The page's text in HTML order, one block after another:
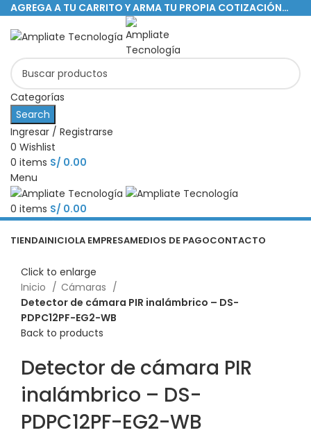
AGREGA A TU CARRITO Y ARMA TU PROPIA COTIZACIÓN…
Categorías
Search
Ingresar / Registrarse
0 Wishlist
0 items S/ 0.00
Menu
0 items S/ 0.00
Categorías
TIENDAINICIOLA EMPRESAMEDIOS DE PAGOCONTACTO
Click to enlarge
Inicio
Cámaras
Detector de cámara PIR inalámbrico – DS-
PDPC12PF-EG2-WB
Back to products
Detector de cámara PIR
inalámbrico – DS-
PDPC12PF-EG2-WB